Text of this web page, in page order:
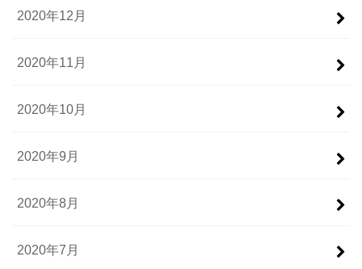
2020年12月
2020年11月
2020年10月
2020年9月
2020年8月
2020年7月